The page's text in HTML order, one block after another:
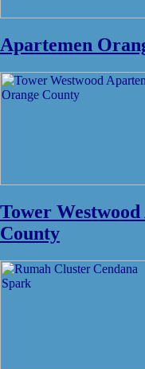
Apartemen
Tower
County